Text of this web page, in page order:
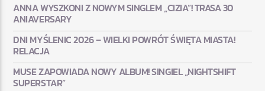
ANNA WYSZKONI Z NOWYM SINGLEM „CIZIA”! TRASA 30
ANIAVERSARY
DNI MYŚLENIC 2026 – WIELKI POWRÓT ŚWIĘTA MIASTA!
RELACJA
MUSE ZAPOWIADA NOWY ALBUM! SINGIEL „NIGHTSHIFT
SUPERSTAR”